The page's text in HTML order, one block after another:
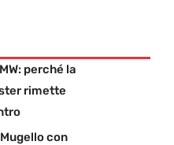
perché la
rimette
con